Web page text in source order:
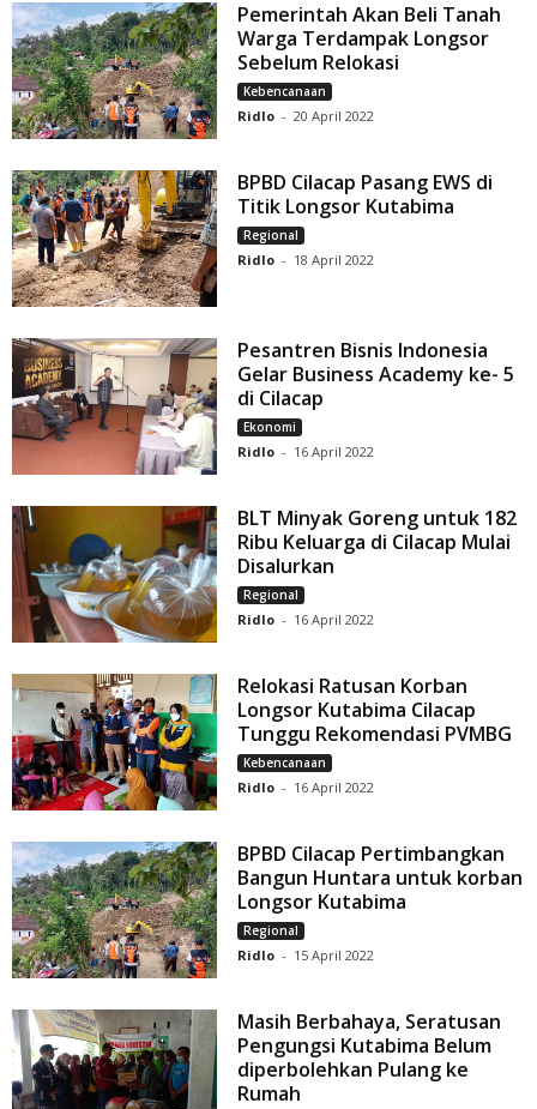
Pemerintah Akan Beli Tanah
Warga Terdampak Longsor
Sebelum Relokasi
Kebencanaan
Ridlo - 20 April 2022
BPBD Cilacap Pasang EWS di
Titik Longsor Kutabima
Regional
Ridlo - 18 April 2022
Pesantren Bisnis Indonesia
Gelar Business Academy ke- 5
di Cilacap
Ekonomi
Ridlo - 16 April 2022
BLT Minyak Goreng untuk 182
Ribu Keluarga di Cilacap Mulai
Disalurkan
Regional
Ridlo - 16 April 2022
Relokasi Ratusan Korban
Longsor Kutabima Cilacap
Tunggu Rekomendasi PVMBG
Kebencanaan
Ridlo - 16 April 2022
BPBD Cilacap Pertimbangkan
Bangun Huntara untuk korban
Longsor Kutabima
Regional
Ridlo - 15 April 2022
Masih Berbahaya, Seratusan
Pengungsi Kutabima Belum
diperbolehkan Pulang ke
Rumah